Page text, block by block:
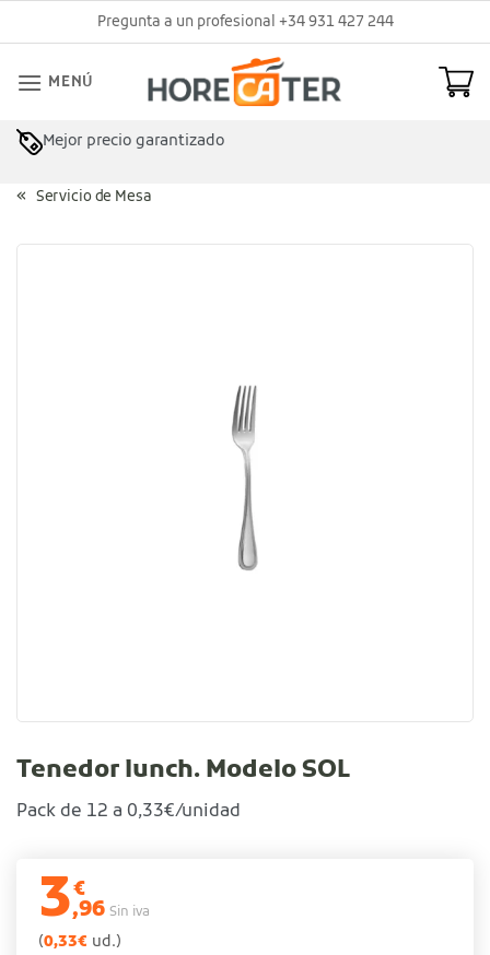
al
Pregunta a un profesional +34 931 427 244
MENÚ
Mejor precio garantizado
Asesoramiento profesional
Servicio de Mesa
Tenedor lunch. Modelo SOL
Pack de 12 a 0,33€/unidad
3€
,96 Sin iva
(0,33€ ud.)